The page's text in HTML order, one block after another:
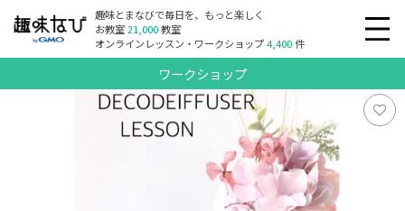
趣味とまなびで毎日を、もっと楽しく
お教室21,000教室
オンラインレッスン・ワークショップ4,400件
ワークショップ